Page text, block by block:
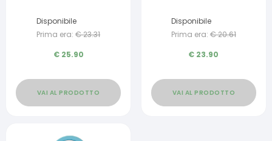
Disponibile
Prima era: €23.31
€ 25.90
VAI AL PRODOTTO
Disponibile
Prima era: €20.61
€ 23.90
VAI AL PRODOTTO